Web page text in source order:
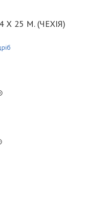
Х 25 М. (ЧЕХІЯ)